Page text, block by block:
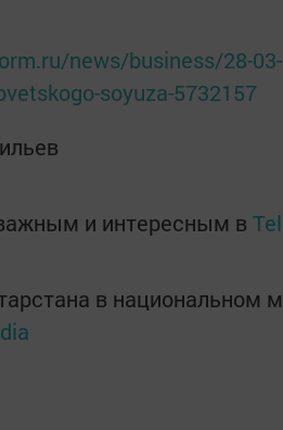
news/business/28-
soyuza-5732157
и интересным в
в национальном